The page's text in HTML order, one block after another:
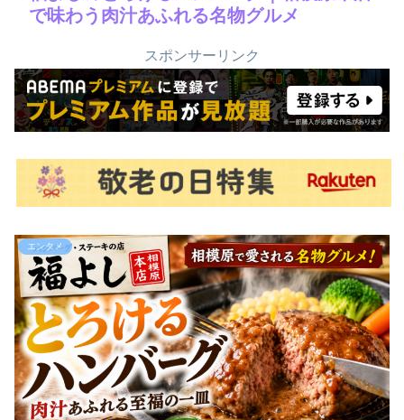
で味わう肉汁あふれる名物グルメ
スポンサーリンク
エンタメ